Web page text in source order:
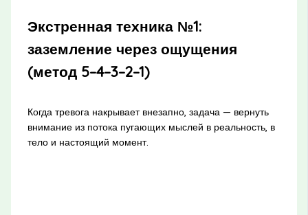
Экстренная техника №1:
заземление через ощущения
(метод 5–4–3–2–1)
Когда тревога накрывает внезапно, задача — вернуть
внимание из потока пугающих мыслей в реальность, в
тело и настоящий момент.